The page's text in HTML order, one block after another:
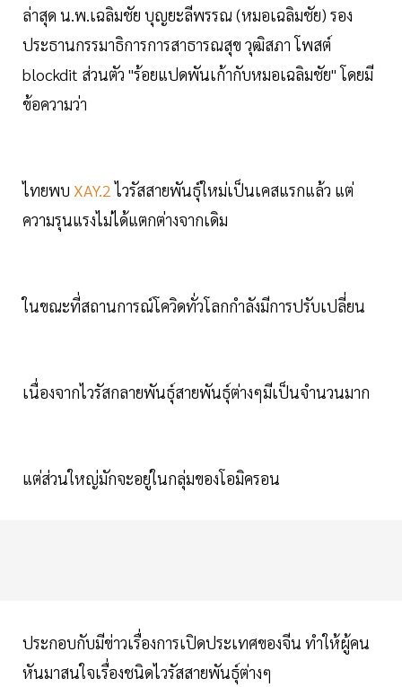
ล่าสุด น.พ.เฉลิมชัย บุญยะลีพรรณ (หมอเฉลิมชัย) รอง
ประธานกรรมาธิการการสาธารณสุข วุฒิสภา โพสต์
blockdit ส่วนตัว "ร้อยแปดพันเก้ากับหมอเฉลิมชัย" โดยมี
ข้อความว่า
ไทยพบ XAY.2 ไวรัสสายพันธุ์ใหม่เป็นเคสแรกแล้ว แต่
ความรุนแรงไม่ได้แตกต่างจากเดิม
ในขณะที่สถานการณ์โควิดทั่วโลกกำลังมีการปรับเปลี่ยน
เนื่องจากไวรัสกลายพันธุ์สายพันธุ์ต่างๆมีเป็นจำนวนมาก
แต่ส่วนใหญ่มักจะอยู่ในกลุ่มของโอมิครอน
ประกอบกับมีข่าวเรื่องการเปิดประเทศของจีน ทำให้ผู้คน
หันมาสนใจเรื่องชนิดไวรัสสายพันธุ์ต่างๆ